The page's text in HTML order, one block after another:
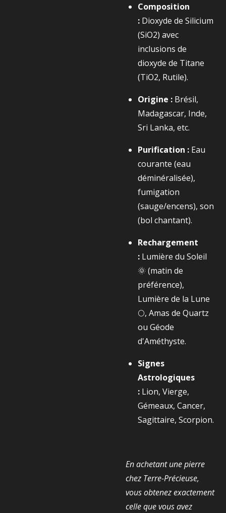
Composition
: Dioxyde de Silicium
(SiO2​) avec
inclusions de
dioxyde de Titane
(TiO2​, Rutile).
Origine : Brésil,
Madagascar, Inde,
Sri Lanka, etc.
Purification : Eau
courante (eau
déminéralisée),
fumigation
(sauge/encens), son
(bol chantant).
Rechargement
: Lumière du Soleil
🌞 (matin de
préférence),
Lumière de la Lune
🌕, Amas de Quartz
ou Géode
d'Améthyste.
Signes
Astrologiques
: Lion, Vierge,
Gémeaux, Cancer,
Sagittaire, Scorpion.
En achetant une pierre
chez Terre-Précieuse,
vous obtenez exactement
celle que vous avez